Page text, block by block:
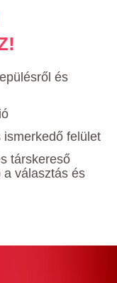
és
felület
társkereső
a választás és